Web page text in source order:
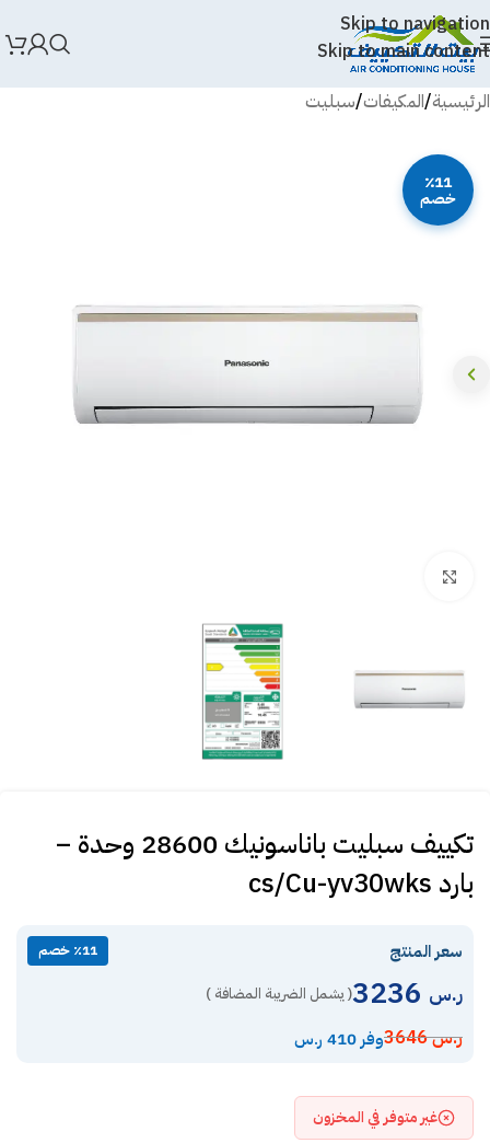
Skip to navigation
Skip to main content
الرئيسية/المكيفات/سبليت
٪11
خصم
تكييف سبليت باناسونيك 28600 وحدة –
بارد cs/Cu-yv30wks
سعر المنتج ٪11 خصم
ر.س ( يشمل الضريبة المضافة )
ر.س3646 وفر 410 ر.س
غير متوفر في المخزون